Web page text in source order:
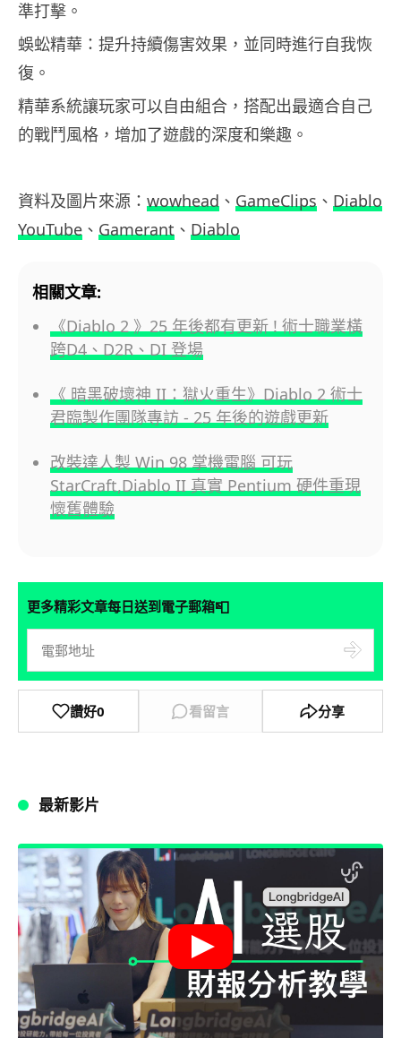
準打擊。
蜈蚣精華：提升持續傷害效果，並同時進行自我恢
復。
精華系統讓玩家可以自由組合，搭配出最適合自己
的戰鬥風格，增加了遊戲的深度和樂趣。
資料及圖片來源： wowhead 、 GameClips 、 Diablo
YouTube 、 Gamerant 、 Diablo
相關文章:
《Diablo 2 》25 年後都有更新 ! 術士職業橫
跨D4、D2R、DI 登場
《 暗黑破壞神 II：獄火重生》Diablo 2 術士
君臨製作團隊專訪 - 25 年後的遊戲更新
改裝達人製 Win 98 掌機電腦 可玩
StarCraft,Diablo II 真實 Pentium 硬件重現
懷舊體驗
更多精彩文章每日送到電子郵箱📮
讚好0 看留言 分享
最新影片